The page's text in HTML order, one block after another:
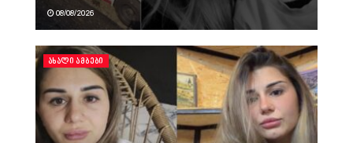
08/08/2026
ᲐᲮᲐᲚᲘ ᲐᲛᲑᲔᲑᲘ